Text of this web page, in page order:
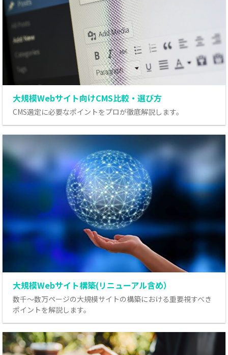
大規模Webサイト向けCMS比較・選び方
CMS選定に必要なポイントをプロが徹底解説します。
大規模Webサイト構築(リニューアル含め）
数千～数万ページの大規模サイトの構築における重要視すべき
ポイントを解説します。